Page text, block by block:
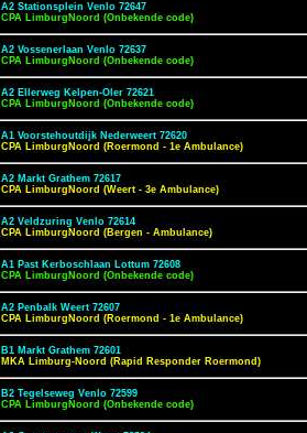
A2 Stationsplein Venlo 72647
CPA LimburgNoord (Onbekende code)
A2 Vossenerlaan Venlo 72637
CPA LimburgNoord (Onbekende code)
A2 Ellerweg Kelpen-Oler 72621
CPA LimburgNoord (Onbekende code)
A1 Voorstehoutdijk Nederweert 72620
CPA LimburgNoord (Roermond - 1e Ambulance)
A2 Markt Grathem 72617
CPA LimburgNoord (Weert - 3e Ambulance)
A2 Veldzuring Venlo 72614
CPA LimburgNoord (Bergen - Ambulance)
A1 Past Kerboschlaan Lottum 72608
CPA LimburgNoord (Onbekende code)
A2 Penbalk Weert 72607
CPA LimburgNoord (Roermond - 1e Ambulance)
B1 Markt Grathem 72601
MKA Limburg-Noord (Rapid Responder Roermond)
B2 Tegelseweg Venlo 72599
CPA LimburgNoord (Onbekende code)